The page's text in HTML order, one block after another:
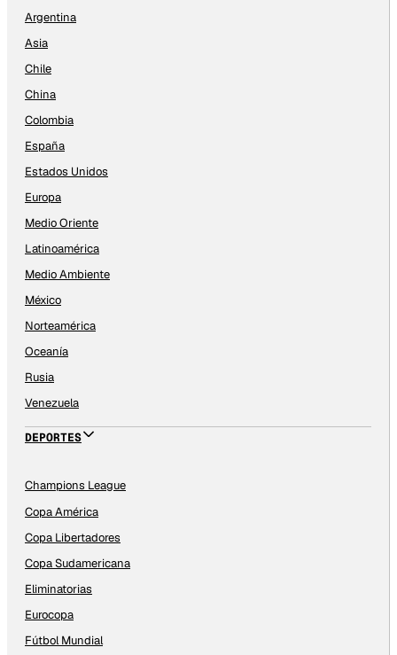
Argentina
Asia
Chile
China
Colombia
España
Estados Unidos
Europa
Medio Oriente
Latinoamérica
Medio Ambiente
México
Norteamérica
Oceanía
Rusia
Venezuela
DEPORTES
Champions League
Copa América
Copa Libertadores
Copa Sudamericana
Eliminatorias
Eurocopa
Fútbol Mundial